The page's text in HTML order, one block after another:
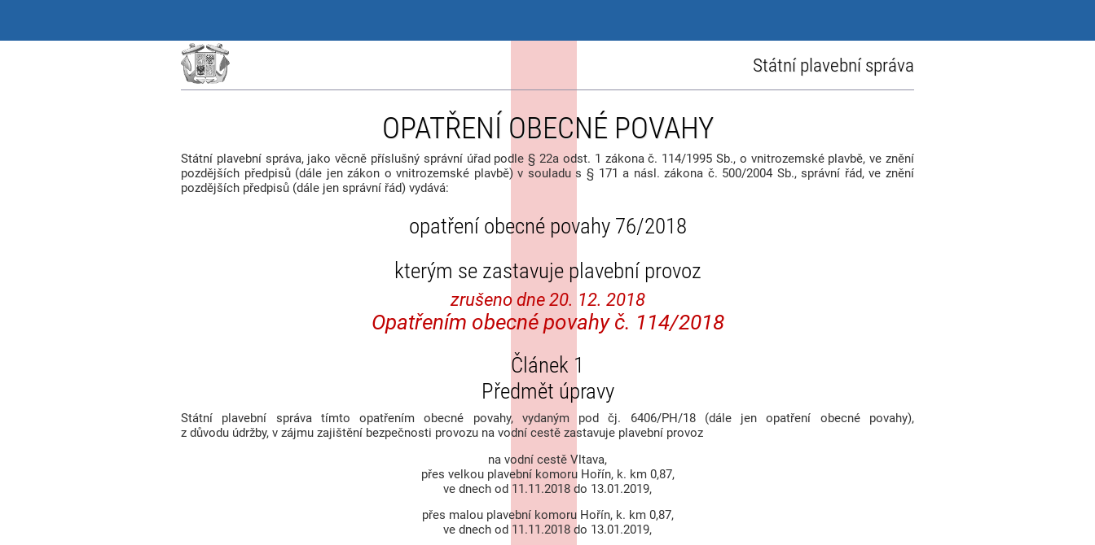
Státní plavební správa
OPATŘENÍ OBECNÉ POVAHY
Státní plavební správa, jako věcně příslušný správní úřad podle § 22a odst. 1 zákona č. 114/1995 Sb., o vnitrozemské plavbě, ve znění
pozdějších předpisů (dále jen zákon o vnitrozemské plavbě) v souladu s § 171 a násl. zákona č. 500/2004 Sb., správní řád, ve znění
pozdějších předpisů (dále jen správní řád) vydává:
opatření obecné povahy 76/2018
kterým se zastavuje plavební provoz
zrušeno dne 20. 12. 2018
Opatřením obecné povahy č. 114/2018
Článek 1
Předmět úpravy
Státní plavební správa tímto opatřením obecné povahy, vydaným pod čj. 6406/PH/18 (dále jen opatření obecné povahy),
z důvodu údržby, v zájmu zajištění bezpečnosti provozu na vodní cestě zastavuje plavební provoz
na vodní cestě Vltava,
přes velkou plavební komoru Hořín, k. km 0,87,
ve dnech od 11.11.2018 do 13.01.2019,
přes malou plavební komoru Hořín, k. km 0,87,
ve dnech od 11.11.2018 do 13.01.2019,